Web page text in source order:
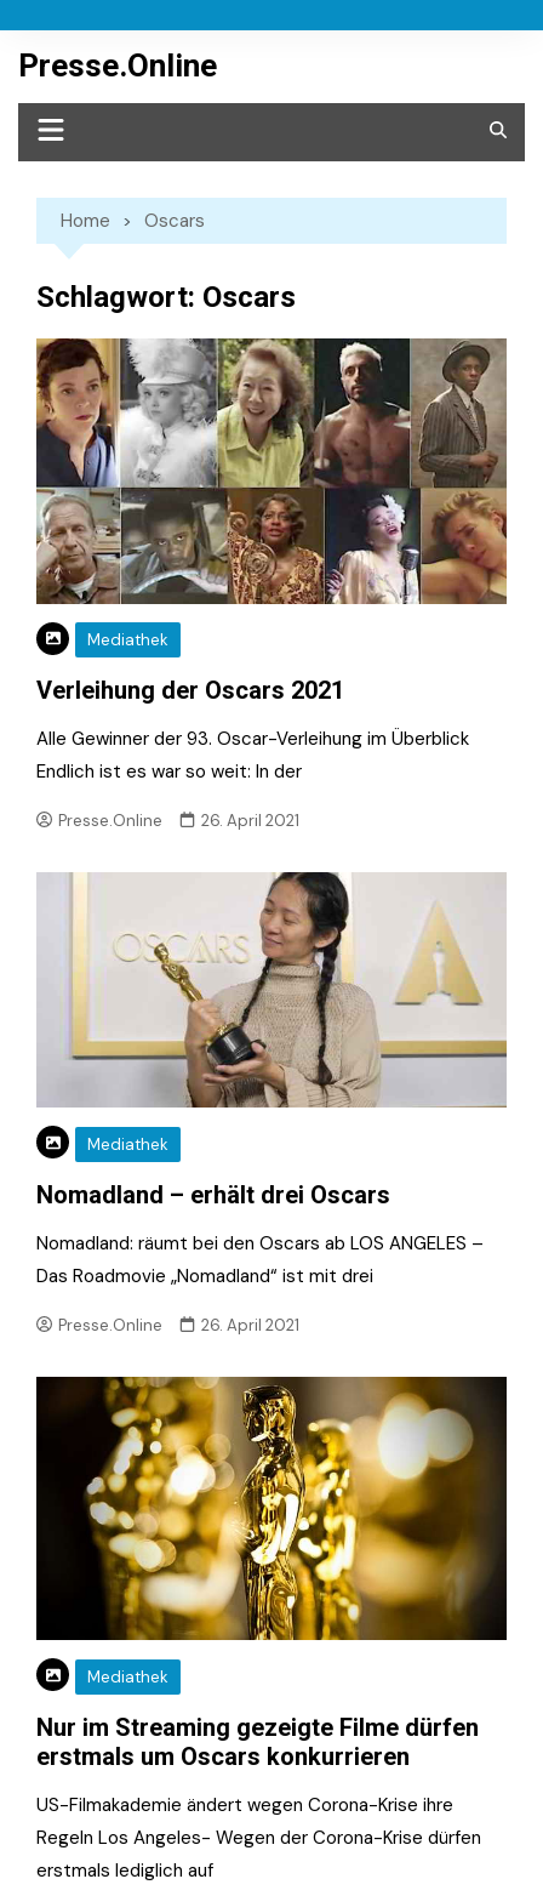
content
Presse.Online
Home Oscars
Schlagwort: Oscars
Mediathek
Verleihung der Oscars 2021
Alle Gewinner der 93. Oscar-Verleihung im Überblick
Endlich ist es war so weit: In der
Presse.Online 26. April 2021
Mediathek
Nomadland – erhält drei Oscars
Nomadland: räumt bei den Oscars ab LOS ANGELES –
Das Roadmovie „Nomadland“ ist mit drei
Presse.Online 26. April 2021
Mediathek
Nur im Streaming gezeigte Filme dürfen
erstmals um Oscars konkurrieren
US-Filmakademie ändert wegen Corona-Krise ihre
Regeln Los Angeles- Wegen der Corona-Krise dürfen
erstmals lediglich auf